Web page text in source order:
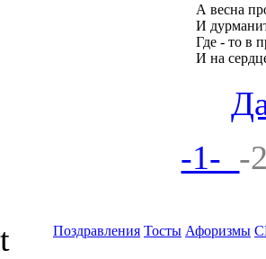
А весна
И
Где - то в
И на
-1- -
Поздравления Тосты Афоризмы